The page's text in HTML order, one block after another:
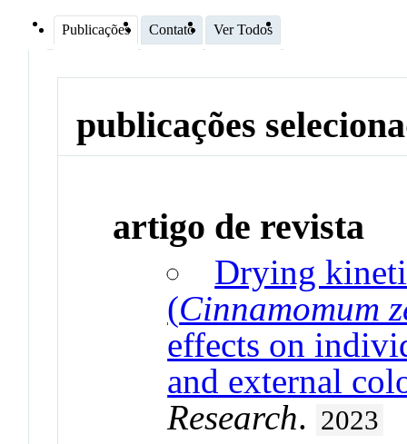
Publicações Contato Ver Todos
publicações
artigo de revista
Drying
(Cinnamomum
effects on
and external
Research. 2023